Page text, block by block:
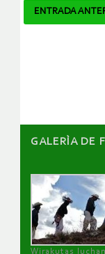
ENTRADA
GALERÌA DE
Wirakutas luchan